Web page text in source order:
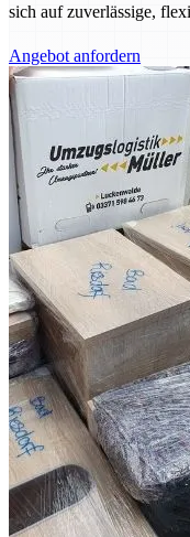
sich auf zuverlässige,
Angebot anfordern